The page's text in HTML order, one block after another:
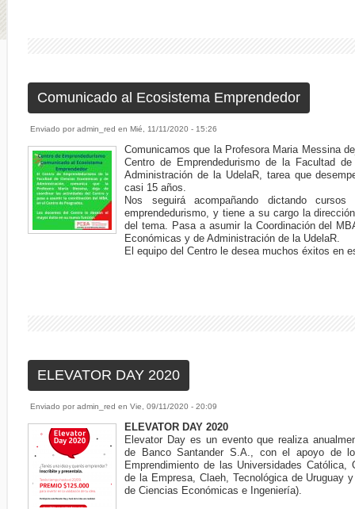
Comunicado al Ecosistema Emprendedor
Enviado poradmin_red enMié, 11/11/2020 - 15:26
Comunicamos que la Profesora Maria Messina
Centro de Emprendedurismo de la Facultad
Administración de la UdelaR, tarea que
casi 15 años.
Nos seguirá acompañando dictando
emprendedurismo, y tiene a su cargo la
del tema. Pasa a asumir la Coordinación del
Económicas y de Administración de la UdelaR.
El equipo del Centro le desea muchos éxitos en
ELEVATOR DAY 2020
Enviado poradmin_red enVie, 09/11/2020 - 20:09
ELEVATOR DAY 2020
Elevator Day es un evento que realiza
de Banco Santander S.A., con el apoyo de
Emprendimiento de las Universidades Católica,
de la Empresa, Claeh, Tecnológica de Uruguay
de Ciencias Económicas e Ingeniería).